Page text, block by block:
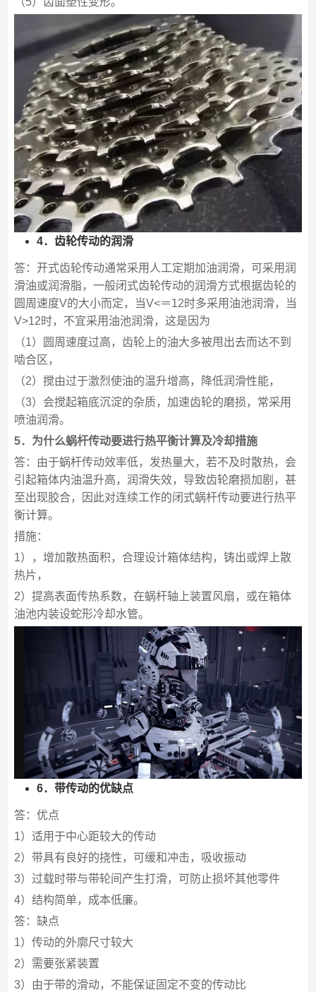
4．齿轮传动的润滑
答：开式齿轮传动通常采用人工定期加油润滑，可采用润
滑油或润滑脂，一般闭式齿轮传动的润滑方式根据齿轮的
圆周速度V的大小而定，当V<＝12时多采用油池润滑，当
V>12时，不宜采用油池润滑，这是因为
（1）圆周速度过高，齿轮上的油大多被甩出去而达不到
啮合区，
（2）搅由过于激烈使油的温升增高，降低润滑性能，
（3）会搅起箱底沉淀的杂质，加速齿轮的磨损，常采用
喷油润滑。
5． 为什么蜗杆传动要进行热平衡计算及冷却措施
答：由于蜗杆传动效率低，发热量大，若不及时散热，会
引起箱体内油温升高，润滑失效，导致齿轮磨损加剧，甚
至出现胶合，因此对连续工作的闭式蜗杆传动要进行热平
衡计算。
措施：
1），增加散热面积，合理设计箱体结构，铸出或焊上散
热片，
2）提高表面传热系数，在蜗杆轴上装置风扇，或在箱体
油池内装设蛇形冷却水管。
6．带传动的优缺点
答：优点
1）适用于中心距较大的传动
2）带具有良好的挠性，可缓和冲击，吸收振动
3）过载时带与带轮间产生打滑，可防止损坏其他零件
4）结构简单，成本低廉。
答：缺点
1）传动的外廓尺寸较大
2）需要张紧装置
3）由于带的滑动，不能保证固定不变的传动比